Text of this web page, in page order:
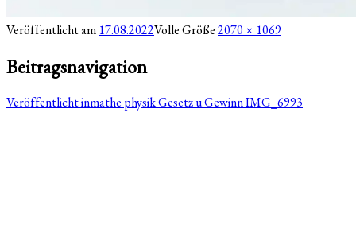
Veröffentlicht am 17.08.2022Volle Größe2070 × 1069
Beitragsnavigation
Veröffentlicht inmathe physik Gesetz u Gewinn IMG_6993